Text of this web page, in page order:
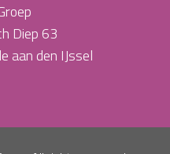
Diep 63
aan den IJssel